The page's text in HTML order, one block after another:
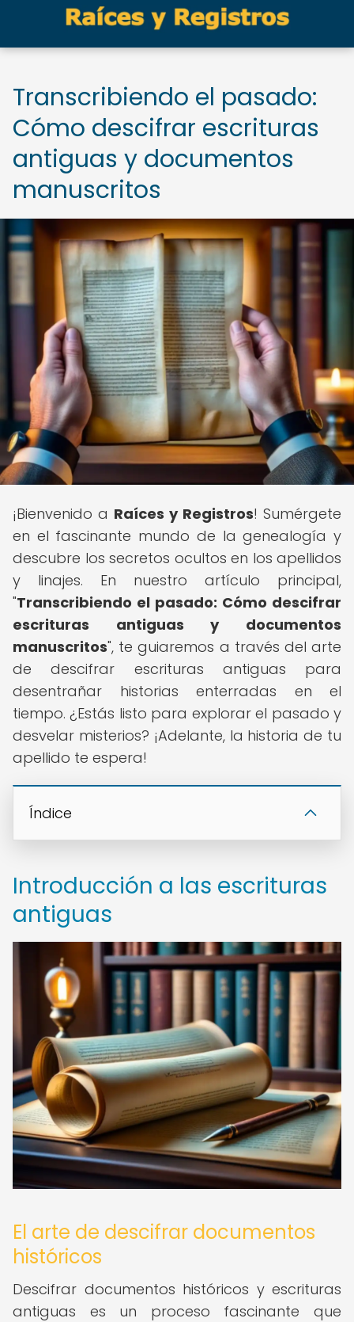
Transcribiendo el pasado:
Cómo descifrar escrituras
antiguas y documentos
manuscritos
¡Bienvenido a Raíces y Registros! Sumérgete
en el fascinante mundo de la genealogía y
descubre los secretos ocultos en los apellidos
y linajes. En nuestro artículo principal,
"Transcribiendo el pasado: Cómo descifrar
escrituras antiguas y documentos
manuscritos", te guiaremos a través del arte
de descifrar escrituras antiguas para
desentrañar historias enterradas en el
tiempo. ¿Estás listo para explorar el pasado y
desvelar misterios? ¡Adelante, la historia de tu
apellido te espera!
Índice
Introducción a las escrituras
antiguas
El arte de descifrar documentos
históricos
Descifrar documentos históricos y escrituras
antiguas es un proceso fascinante que